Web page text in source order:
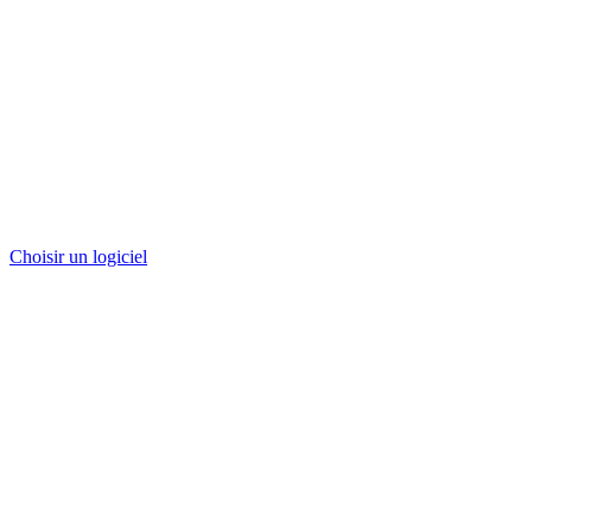
Choisir un logiciel